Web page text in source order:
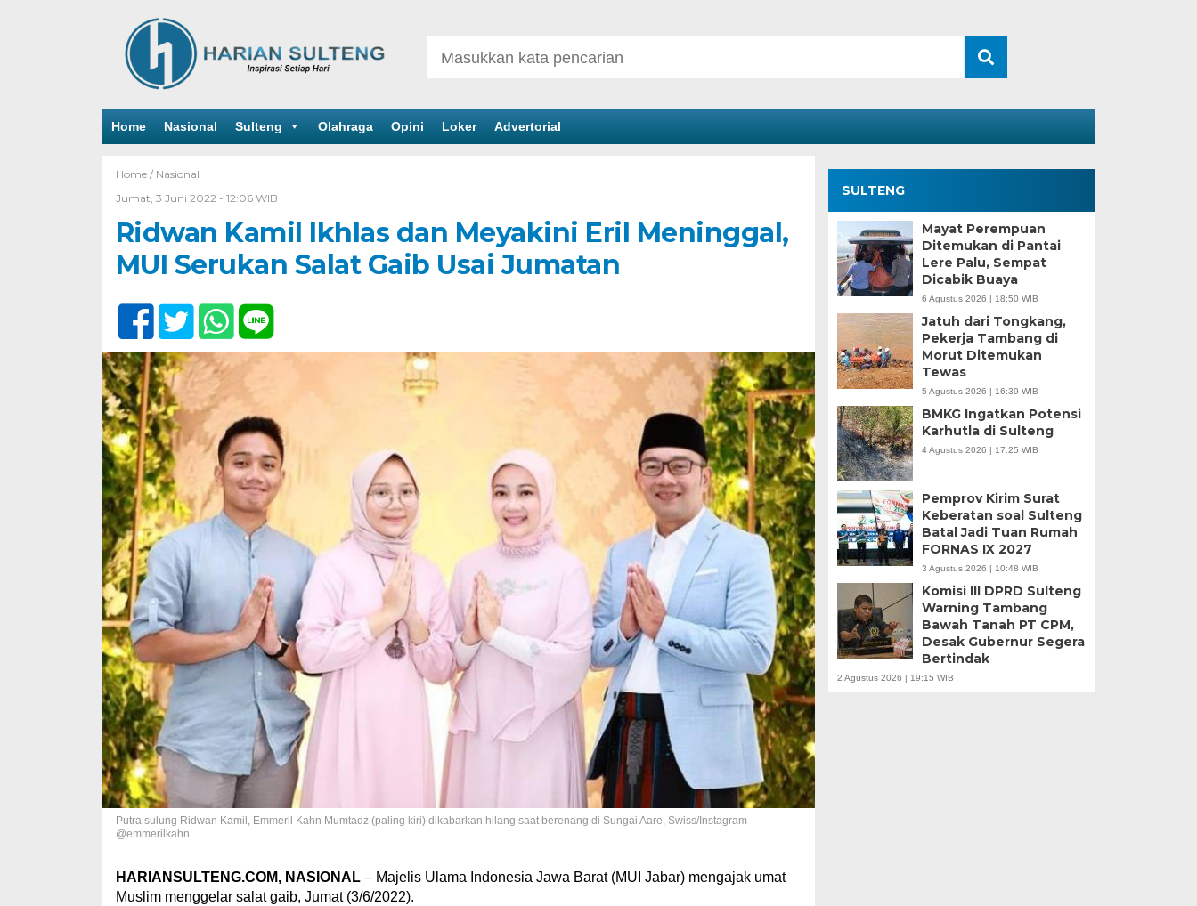
Home Nasional Sulteng Olahraga Opini Loker Advertorial
Home / Nasional
Jumat, 3 Juni 2022 - 12:06 WIB
Ridwan Kamil Ikhlas dan Meyakini Eril Meninggal,
MUI Serukan Salat Gaib Usai Jumatan
Putra sulung Ridwan Kamil, Emmeril Kahn Mumtadz (paling kiri) dikabarkan hilang saat berenang di Sungai Aare, Swiss/Instagram
@emmerilkahn
HARIANSULTENG.COM, NASIONAL– Majelis Ulama Indonesia Jawa Barat (MUI Jabar) mengajak umat
Muslim menggelar salat gaib, Jumat (3/6/2022).
SULTENG
Mayat Perempuan
Ditemukan di Pantai
Lere Palu, Sempat
Dicabik Buaya
6 Agustus 2026 | 18:50 WIB
Jatuh dari Tongkang,
Pekerja Tambang di
Morut Ditemukan
Tewas
5 Agustus 2026 | 16:39 WIB
BMKG Ingatkan Potensi
Karhutla di Sulteng
4 Agustus 2026 | 17:25 WIB
Pemprov Kirim Surat
Keberatan soal Sulteng
Batal Jadi Tuan Rumah
FORNAS IX 2027
3 Agustus 2026 | 10:48 WIB
Komisi III DPRD Sulteng
Warning Tambang
Bawah Tanah PT CPM,
Desak Gubernur Segera
Bertindak
2 Agustus 2026 | 19:15 WIB